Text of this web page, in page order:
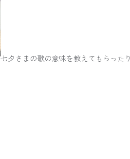
七夕さまの歌の意味を教えてもらったり